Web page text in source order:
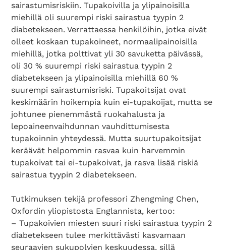
sairastumisriskiin. Tupakoivilla ja ylipainoisilla
miehillä oli suurempi riski sairastua tyypin 2
diabetekseen. Verrattaessa henkilöihin, jotka eivät
olleet koskaan tupakoineet, normaalipainoisilla
miehillä, jotka polttivat yli 30 savuketta päivässä,
oli 30 % suurempi riski sairastua tyypin 2
diabetekseen ja ylipainoisilla miehillä 60 %
suurempi sairastumisriski. Tupakoitsijat ovat
keskimäärin hoikempia kuin ei-tupakoijat, mutta se
johtunee pienemmästä ruokahalusta ja
lepoaineenvaihdunnan vauhdittumisesta
tupakoinnin yhteydessä. Mutta suurtupakoitsijat
keräävät helpommin rasvaa kuin harvemmin
tupakoivat tai ei-tupakoivat, ja rasva lisää riskiä
sairastua tyypin 2 diabetekseen.
Tutkimuksen tekijä professori Zhengming Chen,
Oxfordin yliopistosta Englannista, kertoo:
– Tupakoivien miesten suuri riski sairastua tyypin 2
diabetekseen tulee merkittävästi kasvamaan
seuraavien sukupolvien keskuudessa, sillä